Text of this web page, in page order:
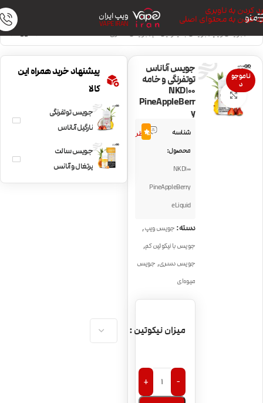
رد کردن به ناوبری
رد کردن به محتوای اصلی
منو ویپ ایران
VAPE IRAN
خانه/جویس ویپ/جویس با نیکوتین کم/جویس دسری
ناموجو
د
بزرگنمایی تصویر
جویس آناناس
توتفرنگی و خامه
NKD100
PineAppleBerr
y
شناسه
محصول:
NKD100
PineAppleBerry
eLiquid
1
نظر5.0
دسته: جویس ویپ,
جویس با نیکوتین کم,
جویس دسری, جویس
میوه‌ای
میزان نیکوتین
-
+
پیشنهاد خرید همراه این
کالا
جویس توتفرنگی
نارگیل آناناس
جویس سالت
پرتغال و آنانس
NKD100 Maui Sun